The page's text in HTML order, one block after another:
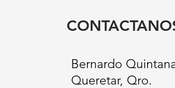
Bernardo
Queretar, Qro.